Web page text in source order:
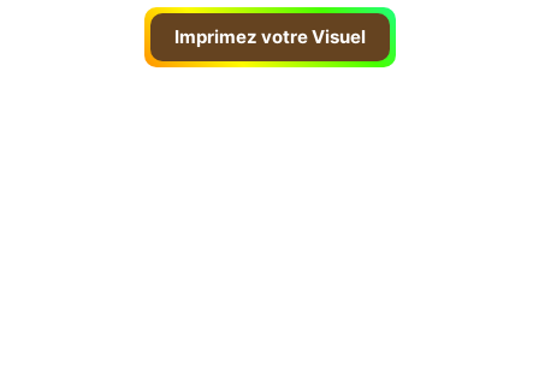
Imprimez votre Visuel